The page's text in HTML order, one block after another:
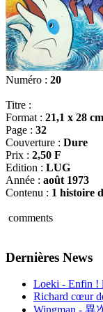
Numéro : 20
Titre :
Format : 21,1 x 28 cm
Page : 32
Couverture : Dure
Prix : 2,50 F
Edition : LUG
Année : août 1973
Contenu : 1 histoire
comments
Dernières News
Loeki - Enfin !
Richard cœur